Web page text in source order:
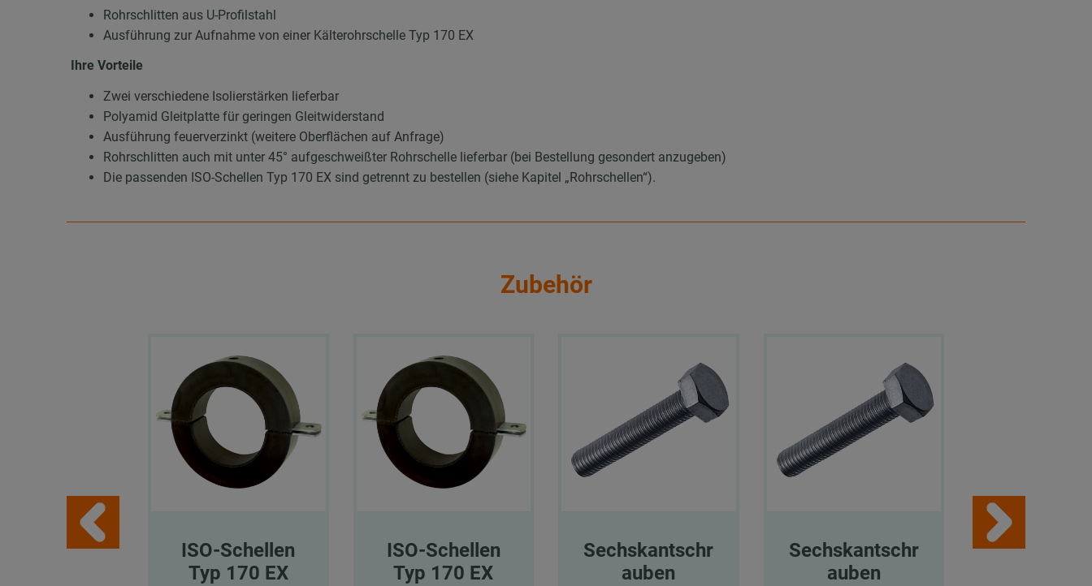
Rohrschlitten aus U-Profilstahl
Ausführung zur Aufnahme von einer Kälterohrschelle Typ 170 EX
Ihre Vorteile
Zwei verschiedene Isolierstärken lieferbar
Polyamid Gleitplatte für geringen Gleitwiderstand
Ausführung feuerverzinkt (weitere Oberflächen auf Anfrage)
Rohrschlitten auch mit unter 45° aufgeschweißter Rohrschelle lieferbar (bei Bestellung gesondert anzugeben)
Die passenden ISO-Schellen Typ 170 EX sind getrennt zu bestellen (siehe Kapitel „Rohrschellen“).
Zubehör
ISO-Schellen
Typ 170 EX
ISO-Schellen
Typ 170 EX
Sechskantschr
auben
Sechskantschr
auben